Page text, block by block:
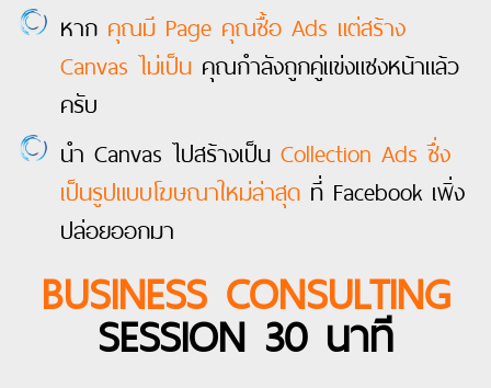
หาก คุณมี Page คุณซื้อ Ads แต่สร้าง
Canvas ไม่เป็น คุณกำลังถูกคู่แข่งแซงหน้าแล้ว
ครับ
นำ Canvas ไปสร้างเป็น Collection Ads ซึ่ง
เป็นรูปแบบโฆษณาใหม่ล่าสุด ที่ Facebook เพิ่ง
ปล่อยออกมา
BUSINESS CONSULTING
SESSION 30 นาที